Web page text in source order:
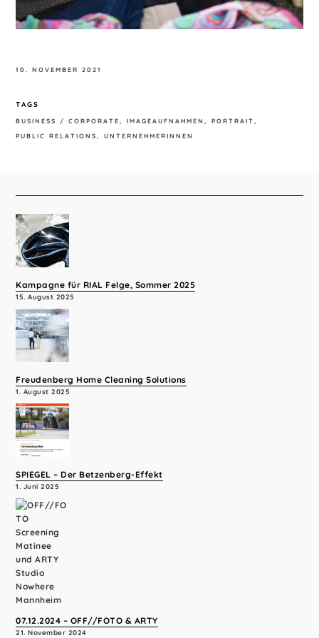
10. NOVEMBER 2021
TAGS
BUSINESS / CORPORATE IMAGEAUFNAHMEN
PORTRAIT
PUBLIC RELATIONS
UNTERNEHMERINNEN
Kampagne für RIAL Felge, Sommer 2025
15. August 2025
Freudenberg Home Cleaning Solutions
1. August 2025
SPIEGEL – Der Betzenberg-Effekt
1. Juni 2025
07.12.2024 – OFF//FOTO & ARTY
21. November 2024